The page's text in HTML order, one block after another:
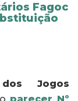
Fagoc
dos Jogos